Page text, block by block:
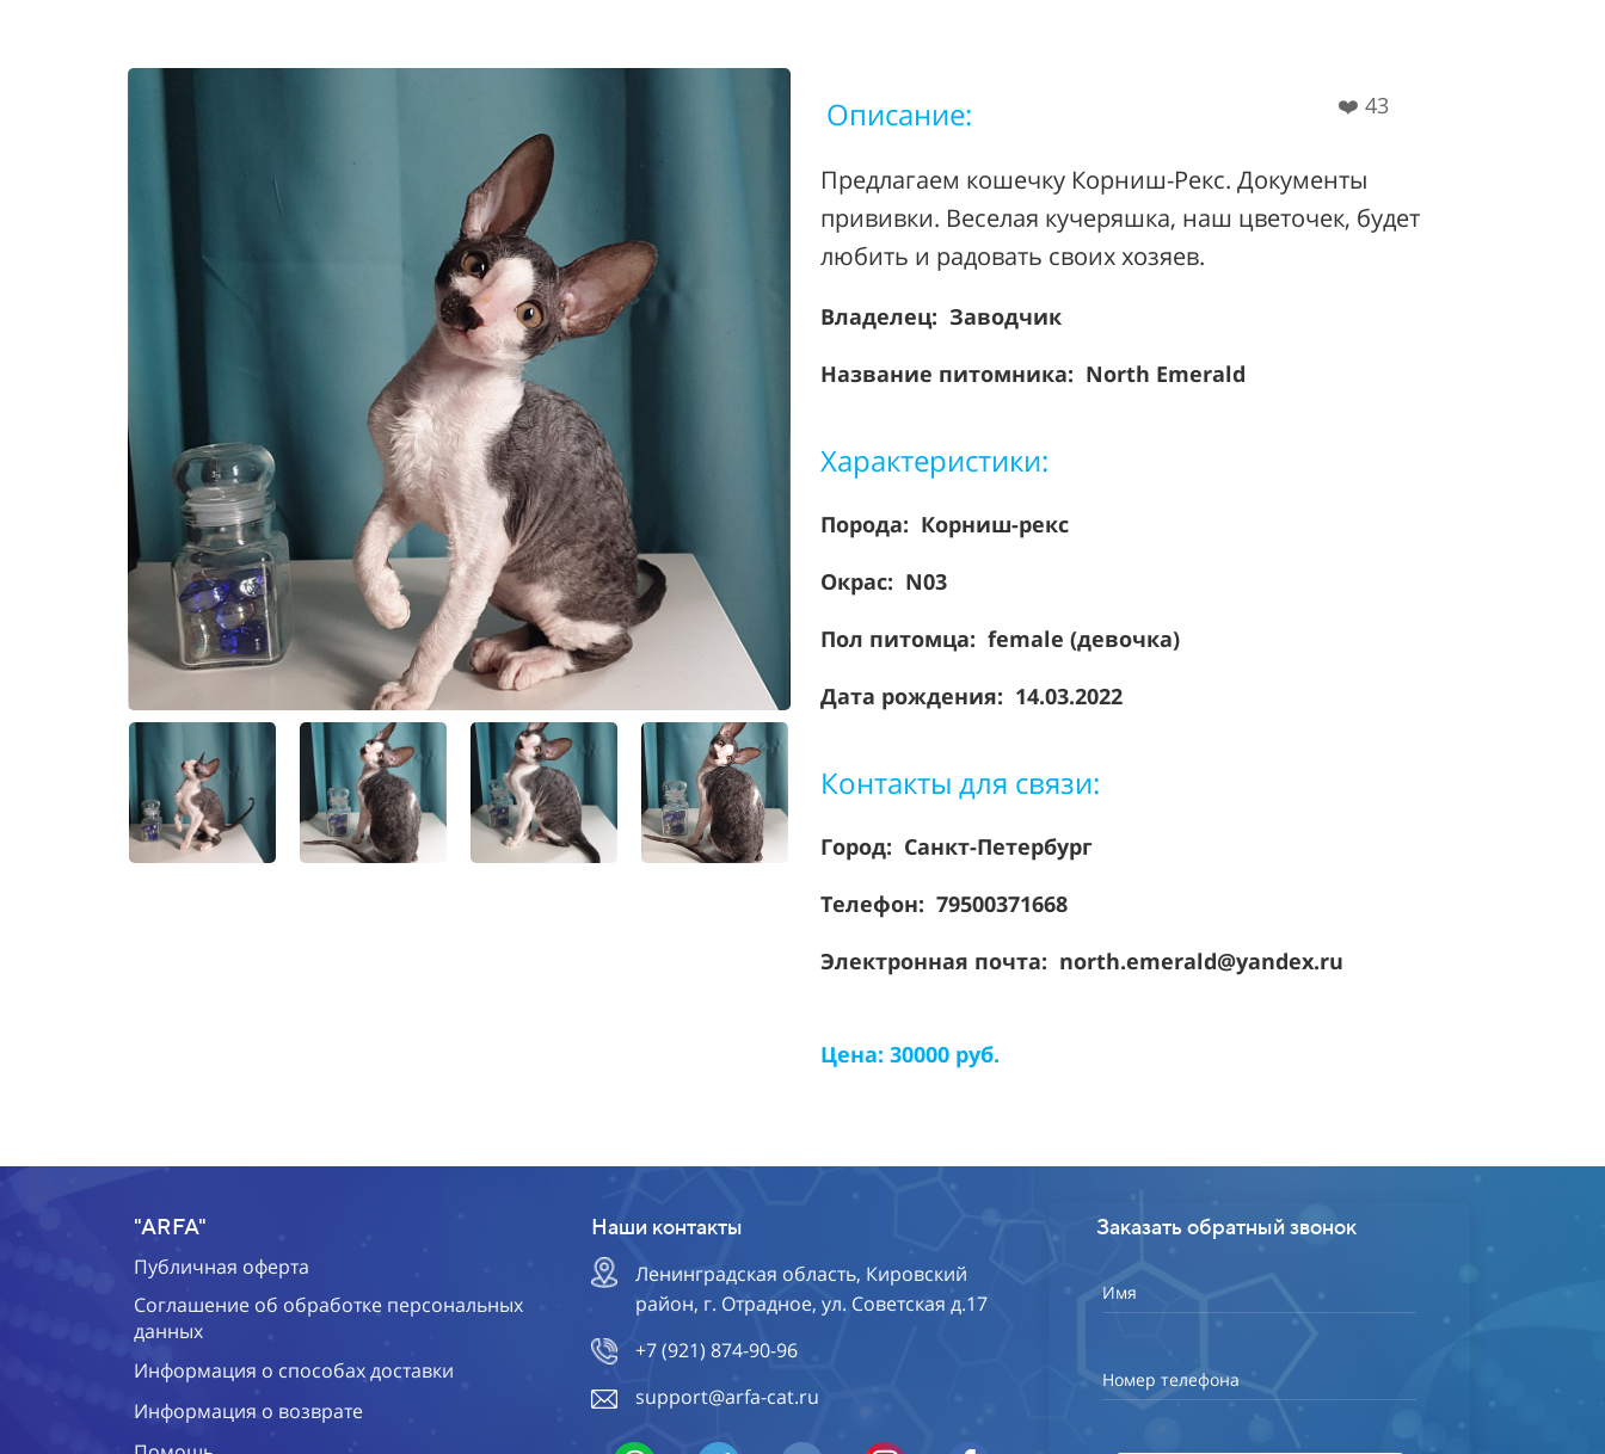
Описание: ❤️ 43
Предлагаем кошечку Корниш-Рекс. Документы
прививки. Веселая кучеряшка, наш цветочек, будет
любить и радовать своих хозяев.
Владелец: Заводчик
Название питомника: North Emerald
Характеристики:
Порода: Корниш-рекс
Окрас: N03
Пол питомца: female (девочка)
Дата рождения: 14.03.2022
Контакты для связи:
Город: Санкт-Петербург
Телефон: 79500371668
Электронная почта: north.emerald@yandex.ru
Цена: 30000 руб.
"ARFA"
Публичная оферта
Соглашение об обработке персональных
данных
Информация о способах доставки
Информация о возврате
Наши контакты
Ленинградская область, Кировский
район, г. Отрадное, ул. Советская д.17
+7 (921) 874-90-96
support@arfa-cat.ru
Заказать обратный звонок
Имя
Номер телефона